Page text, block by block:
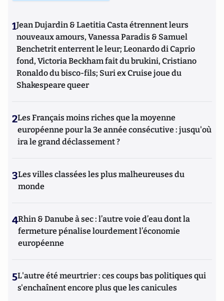
1Jean Dujardin & Laetitia Casta étrennent leurs
nouveaux amours, Vanessa Paradis & Samuel
Benchetrit enterrent le leur; Leonardo di Caprio
fond, Victoria Beckham fait du brukini, Cristiano
Ronaldo du bisco-fils; Suri ex Cruise joue du
Shakespeare queer
2Les Français moins riches que la moyenne
européenne pour la 3e année consécutive : jusqu'où
ira le grand déclassement ?
3Les villes classées les plus malheureuses du
monde
4Rhin & Danube à sec : l’autre voie d’eau dont la
fermeture pénalise lourdement l’économie
européenne
5L'autre été meurtrier : ces coups bas politiques qui
s'enchaînent encore plus que les canicules